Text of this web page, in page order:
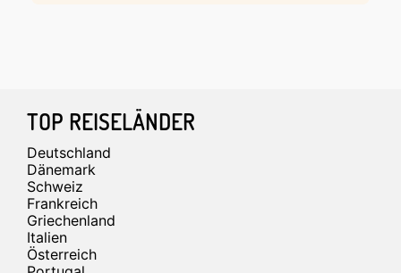
Footer
TOP REISELÄNDER
Deutschland
Dänemark
Schweiz
Frankreich
Griechenland
Italien
Österreich